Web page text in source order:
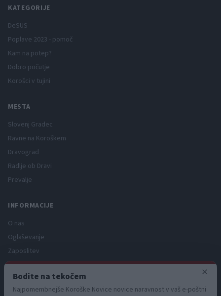
KATEGORIJE
DeSUS
Poplave 2023 - pomoč
Kam na potep?
Dobro počutje
Korošci v tujini
MESTA
Slovenj Gradec
Ravne na Koroškem
Dravograd
Radlje ob Dravi
Prevalje
INFORMACIJE
O nas
Oglaševanje
Zaposlitev
Pravno obvestilo
Zasebnost in piškotki
Storitve
×
Bodite na tekočem
Najpomembnejše Koroške Novice novice naravnost v vaš e-poštni